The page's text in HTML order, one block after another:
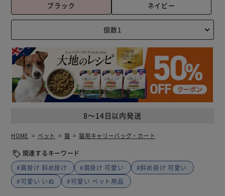
ブラック
ネイビー
8～14日以内発送
HOME ペット 猫 猫用キャリーバッグ・カート
関連するキーワード
#肩掛け 斜め掛け
#肩掛け 可愛い
#斜め掛け 可愛い
#可愛い いぬ
#可愛い ペット用品